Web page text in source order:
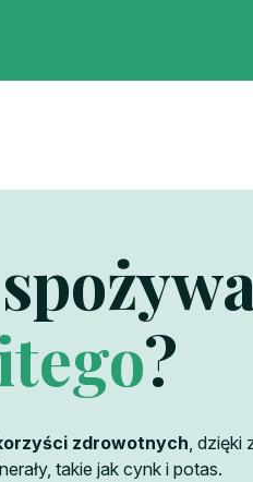
?
zdrowotnych, dzięki
takie jak cynk i potas.